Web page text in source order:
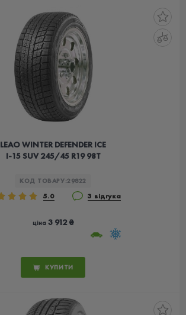
LEAO WINTER DEFENDER ICE
I-15 SUV 245/45 R19 98T
КОД ТОВАРУ:29822
5.0 3 відгука
ціна3 912 ₴
КУПИТИ